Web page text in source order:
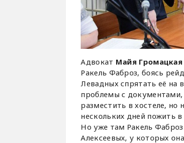
Адвокат Майя Громацкая
Ракель Фаброз, боясь
Левадных спрятать её на
проблемы с
разместить в хостеле, но
нескольких дней пожить
Но уже там Ракель
Алексеевых, у которых